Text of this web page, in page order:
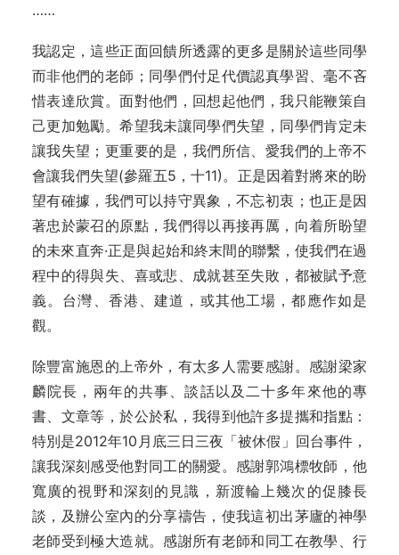
……
我認定，這些正面回饋所透露的更多是關於這些同學
而非他們的老師；同學們付足代價認真學習、毫不吝
惜表達欣賞。面對他們，回想起他們，我只能鞭策自
己更加勉勵。希望我未讓同學們失望，同學們肯定未
讓我失望；更重要的是，我們所信、愛我們的上帝不
會讓我們失望(參羅五5，十11)。正是因着對將來的盼
望有確據，我們可以持守異象，不忘初衷；也正是因
著忠於蒙召的原點，我們得以再接再厲，向着所盼望
的未來直奔·正是與起始和終末間的聯繫，使我們在過
程中的得與失、喜或悲、成就甚至失敗，都被賦予意
義。台灣、香港、建道，或其他工場，都應作如是
觀。
除豐富施恩的上帝外，有太多人需要感謝。感謝梁家
麟院長，兩年的共事、談話以及二十多年來他的專
書、文章等，於公於私，我得到他許多提攜和指點：
特別是2012年10月底三日三夜「被休假」回台事件，
讓我深刻感受他對同工的關愛。感謝郭鴻標牧師，他
寬廣的視野和深刻的見識，新渡輪上幾次的促膝長
談，及辦公室內的分享禱告，使我這初出茅廬的神學
老師受到極大造就。感謝所有老師和同工在教學、行